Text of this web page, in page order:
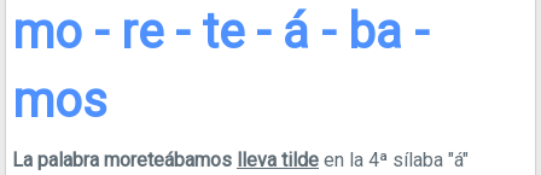
mo - re - te - á - ba -
mos
La palabra moreteábamos lleva tilde en la 4ª sílaba "á"